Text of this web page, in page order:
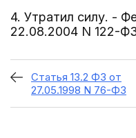
4. Утратил силу. -
22.08.2004 N 122-
Статья 13.2 ФЗ от
27.05.1998 N 76-ФЗ